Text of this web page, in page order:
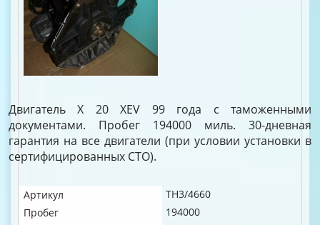
Двигатель X 20 XEV 99 года с таможенными
документами. Пробег 194000 миль. 30-дневная
гарантия на все двигатели (при условии установки в
сертифицированных СТО).
Артикул
TH3/4660
Пробег
194000